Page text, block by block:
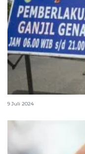
Daftar akses exit
9 Juli 2024